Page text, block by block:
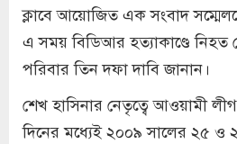
ক্লাবে আয়োজিত এক সংবাদ
এ সময় বিডিআর হত্যাকাণ্ডে নিহত
পরিবার তিন দফা দাবি জানান।
শেখ হাসিনার নেতৃত্বে আওয়ামী
দিনের মধ্যেই ২০০৯ সালের ২৫ ও